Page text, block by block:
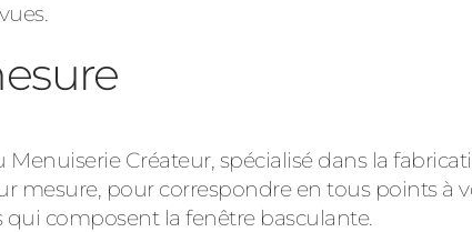
Menuiserie Créateur, spécialisé dans la
mesure, pour correspondre en tous points à
composent la fenêtre basculante.